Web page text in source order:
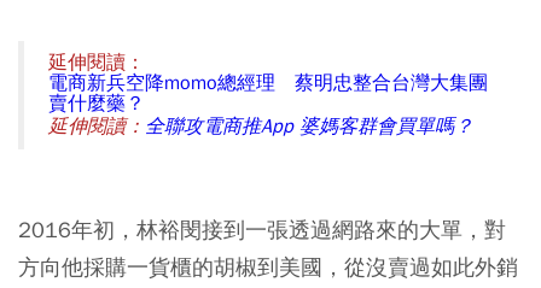
延伸閱讀：
電商新兵空降momo總經理 蔡明忠整合台灣大集團
賣什麼藥？
延伸閱讀： 全聯攻電商推App 婆媽客群會買單嗎？
2016年初，林裕閔接到一張透過網路來的大單，對
方向他採購一貨櫃的胡椒到美國，從沒賣過如此外銷